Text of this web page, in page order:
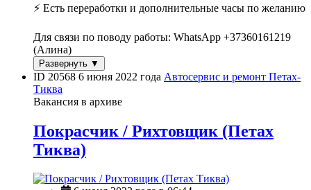
⚡️ Есть переработки и дополнительные часы по желанию
Для связи по поводу работы: WhatsApp +37360161219
(Алина)
Развернуть ▼
ID 20568 6 июня 2022 года Автосервис и ремонт Петах-
Тиква
Вакансия в архиве
Покрасчик / Рихтовщик (Петах
Тиква)